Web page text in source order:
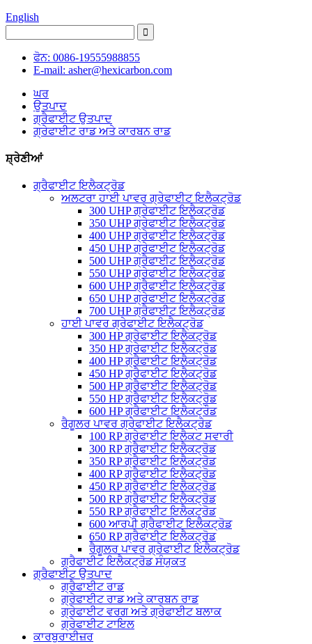
English
ਫੋਨ: 0086-19555988855
E-mail: asher@hexicarbon.com
ਘਰ
ਉਤਪਾਦ
ਗ੍ਰੈਫਾਈਟ ਉਤਪਾਦ
ਗ੍ਰੇਫਾਈਟ ਰਾਡ ਅਤੇ ਕਾਰਬਨ ਰਾਡ
ਸ਼੍ਰੇਣੀਆਂ
ਗ੍ਰੈਫਾਈਟ ਇਲੈਕਟ੍ਰੋਡ
ਅਲਟਰਾ ਹਾਈ ਪਾਵਰ ਗ੍ਰੇਫਾਈਟ ਇਲੈਕਟ੍ਰੋਡ
300 UHP ਗ੍ਰੇਫਾਈਟ ਇਲੈਕਟ੍ਰੋਡ
350 UHP ਗ੍ਰੇਫਾਈਟ ਇਲੈਕਟ੍ਰੋਡ
400 UHP ਗ੍ਰੇਫਾਈਟ ਇਲੈਕਟ੍ਰੋਡ
450 UHP ਗ੍ਰੇਫਾਈਟ ਇਲੈਕਟ੍ਰੋਡ
500 UHP ਗ੍ਰੈਫਾਈਟ ਇਲੈਕਟ੍ਰੋਡ
550 UHP ਗ੍ਰੇਫਾਈਟ ਇਲੈਕਟ੍ਰੋਡ
600 UHP ਗ੍ਰੈਫਾਈਟ ਇਲੈਕਟ੍ਰੋਡ
650 UHP ਗ੍ਰੇਫਾਈਟ ਇਲੈਕਟ੍ਰੋਡ
700 UHP ਗ੍ਰੈਫਾਈਟ ਇਲੈਕਟ੍ਰੋਡ
ਹਾਈ ਪਾਵਰ ਗ੍ਰੇਫਾਈਟ ਇਲੈਕਟ੍ਰੋਡ
300 HP ਗ੍ਰੇਫਾਈਟ ਇਲੈਕਟ੍ਰੋਡ
350 HP ਗ੍ਰੇਫਾਈਟ ਇਲੈਕਟ੍ਰੋਡ
400 HP ਗ੍ਰੈਫਾਈਟ ਇਲੈਕਟ੍ਰੋਡ
450 HP ਗ੍ਰੈਫਾਈਟ ਇਲੈਕਟ੍ਰੋਡ
500 HP ਗ੍ਰੈਫਾਈਟ ਇਲੈਕਟ੍ਰੋਡ
550 HP ਗ੍ਰੈਫਾਈਟ ਇਲੈਕਟ੍ਰੋਡ
600 HP ਗ੍ਰੈਫਾਈਟ ਇਲੈਕਟ੍ਰੌਡ
ਰੈਗੂਲਰ ਪਾਵਰ ਗ੍ਰੇਫਾਈਟ ਇਲੈਕਟ੍ਰੋਡ
100 RP ਗ੍ਰੇਫਾਈਟ ਇਲੈਕਟ ਸਵਾਰੀ
300 RP ਗ੍ਰੈਫਾਈਟ ਇਲੈਕਟ੍ਰੋਡ
350 RP ਗ੍ਰੈਫਾਈਟ ਇਲੈਕਟ੍ਰੋਡ
400 RP ਗ੍ਰੈਫਾਈਟ ਇਲੈਕਟ੍ਰੋਡ
450 RP ਗ੍ਰੈਫਾਈਟ ਇਲੈਕਟ੍ਰੋਡ
500 RP ਗ੍ਰੈਫਾਈਟ ਇਲੈਕਟ੍ਰੋਡ
550 RP ਗ੍ਰੈਫਾਈਟ ਇਲੈਕਟ੍ਰੋਡ
600 ਆਰਪੀ ਗ੍ਰੈਫਾਈਟ ਇਲੈਕਟ੍ਰੋਡ
650 RP ਗ੍ਰੈਫਾਈਟ ਇਲੈਕਟ੍ਰੋਡ
ਰੈਗੂਲਰ ਪਾਵਰ ਗ੍ਰੇਫਾਈਟ ਇਲੈਕਟ੍ਰੋਡ
ਗ੍ਰੈਫਾਈਟ ਇਲੈਕਟ੍ਰੋਡ ਸੰਯੁਕਤ
ਗ੍ਰੈਫਾਈਟ ਉਤਪਾਦ
ਗ੍ਰੈਫਾਈਟ ਰਾਡ
ਗ੍ਰੇਫਾਈਟ ਰਾਡ ਅਤੇ ਕਾਰਬਨ ਰਾਡ
ਗ੍ਰੇਫਾਈਟ ਵਰਗ ਅਤੇ ਗ੍ਰੇਫਾਈਟ ਬਲਾਕ
ਗ੍ਰੇਫਾਈਟ ਟਾਇਲ
ਕਾਰਬੁਰਾਈਜ਼ਰ